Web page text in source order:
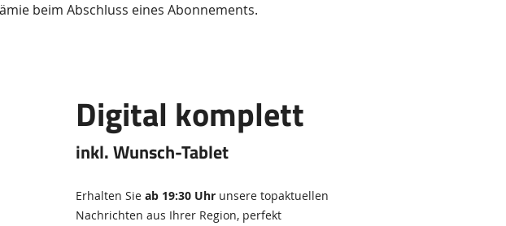
beim Abschluss eines Abonnements.
Digital komplett
inkl. Wunsch-Tablet
Erhalten Sie ab 19:30 Uhrunsere topaktuellen
Nachrichten aus Ihrer Region, perfekt